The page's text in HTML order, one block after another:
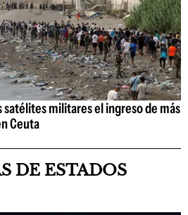
satélites militares el ingreso de más
Ceuta
DE ESTADOS